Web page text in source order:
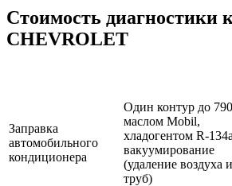
Стоимость диагностики
CHEVROLET
Заправка
автомобильного
кондиционера
Один контур до
маслом Mobil,
хладогентом R-
вакуумирование
(удаление воздуха
труб)